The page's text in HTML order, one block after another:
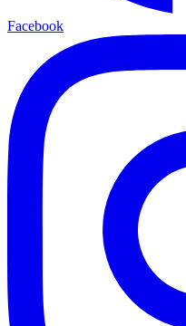
Facebook